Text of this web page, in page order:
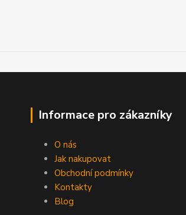
Informace pro zákazníky
O nás
Jak nakupovat
Obchodní podmínky
Kontakty
Blog